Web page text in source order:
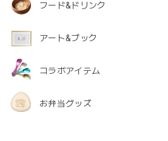
フード&ドリンク
アート&ブック
コラボアイテム
お弁当グッズ